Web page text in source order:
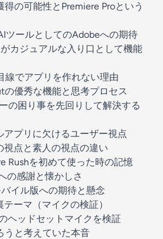
得の可能性とPremiere Proという
ツールとしてのAdobeへの期待
カジュアルな入り口として機能
線でアプリを作れない理由
の優秀な機能と思考プロセス
の困り事を先回りして解決する
アプリに欠けるユーザー視点
視点と素人の視点の違い
Rushを初めて使った時の記憶
の感謝と懐かしさ
イル版への期待と懸念
ーマ（マイクの検証）
ヘッドセットマイクを検証
うと考えていた本音